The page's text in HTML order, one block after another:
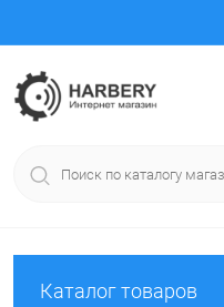
Каталог товаров